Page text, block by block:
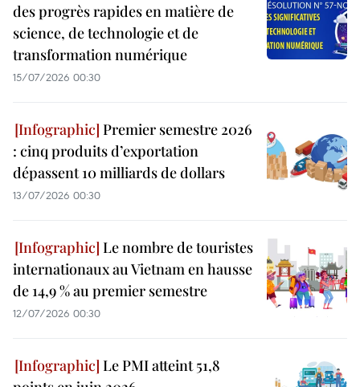
des progrès rapides en matière de
science, de technologie et de
transformation numérique
15/07/2026 00:30
Premier semestre 2026
: cinq produits d’exportation
dépassent 10 milliards de dollars
13/07/2026 00:30
Le nombre de touristes
internationaux au Vietnam en hausse
de 14,9 % au premier semestre
12/07/2026 00:30
Le PMI atteint 51,8